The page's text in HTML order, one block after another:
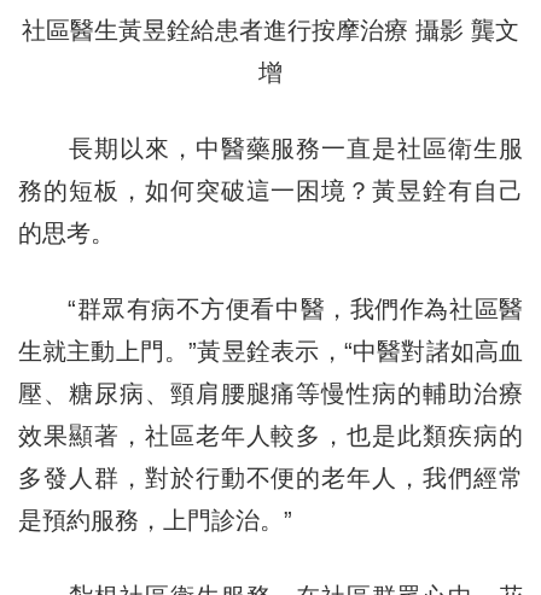
社區醫生黃昱銓給患者進行按摩治療 攝影 龔文
增
長期以來，中醫藥服務一直是社區衛生服
務的短板，如何突破這一困境？黃昱銓有自己
的思考。
“群眾有病不方便看中醫，我們作為社區醫
生就主動上門。”黃昱銓表示，“中醫對諸如高血
壓、糖尿病、頸肩腰腿痛等慢性病的輔助治療
效果顯著，社區老年人較多，也是此類疾病的
多發人群，對於行動不便的老年人，我們經常
是預約服務，上門診治。”